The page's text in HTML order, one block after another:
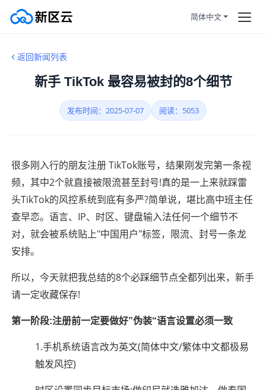
订购产品
拼团活动
静态住宅
注册/登陆
帮助中心
宝塔面板
简体中文
返回新闻列表
新手 TikTok 最容易被封的8个细节
发布时间：2025-07-07 阅读：5053
很多刚入行的朋友注册 TikTok账号，结果刚发完第一条视
频，其中2个就直接被限流甚至封号!真的是一上来就踩雷
头TikTok的风控系统到底有多严?简单说，堪比高中班主任
查早恋。语言、IP、时区、键盘输入法任何一个细节不
对，就会被系统贴上"中国用户"标签，限流、封号一条龙
安排。
所以，今天就把我总结的8个必踩细节点全都列出来，新手
请一定收藏保存!
第一阶段:注册前一定要做好”伪装“语言设置必须一致
1.手机系统语言改为英文(简体中文/繁体中文都极易
触发风控)